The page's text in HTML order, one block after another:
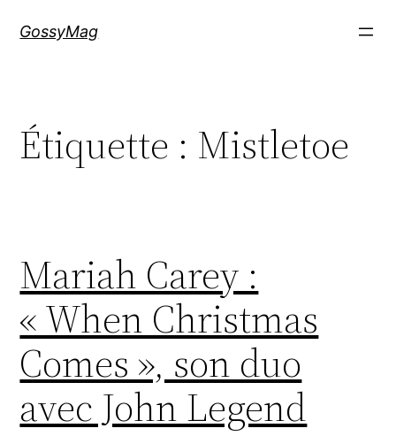
GossyMag
Étiquette : Mistletoe
Mariah Carey :
« When Christmas
Comes », son duo
avec John Legend